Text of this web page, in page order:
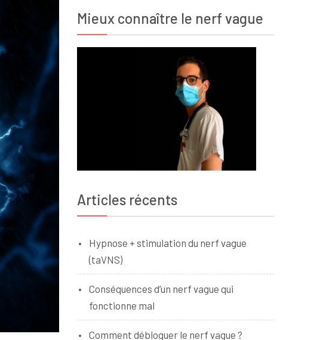
Mieux connaître le nerf vague
Articles récents
Hypnose + stimulation du nerf vague
(taVNS)
Conséquences d’un nerf vague qui
fonctionne mal
Comment débloquer le nerf vague ?